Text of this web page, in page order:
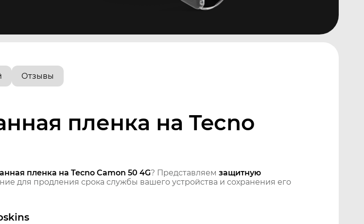
Отзывы
пленка на Tecno
пленка на Tecno Camon 50 4G? Представляем защитную
для продления срока службы вашего устройства и сохранения его